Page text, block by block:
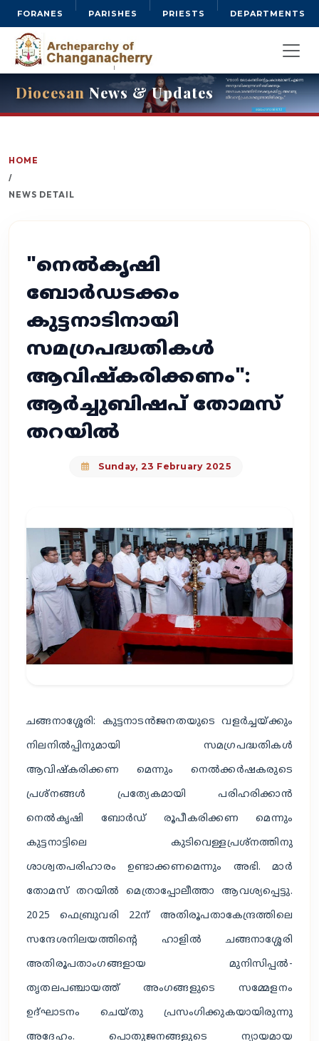
FORANES PARISHES PRIESTS DEPARTMENTS
Diocesan News & Updates
HOME
/
NEWS DETAIL
"നെൽകൃഷി
ബോർഡടക്കം
കുട്ടനാടിനായി
സമഗ്രപദ്ധതികൾ
ആവിഷ്കരിക്കണം":
ആർച്ചുബിഷപ് തോമസ്
തറയിൽ
Sunday, 23 February 2025
ചങ്ങനാശ്ശേരി: കുട്ടനാടൻജനതയുടെ വളർച്ചയ്ക്കും
നിലനിൽപ്പിനുമായി സമഗ്രപദ്ധതികൾ
ആവിഷ്കരിക്കണ മെന്നും നെൽക്കർഷകരുടെ
പ്രശ്നങ്ങൾ പ്രത്യേകമായി പരിഹരിക്കാൻ
നെൽകൃഷി ബോർഡ് രൂപീകരിക്കണ മെന്നും
കുട്ടനാട്ടിലെ കുടിവെള്ളപ്രശ്നത്തിനു
ശാശ്വതപരിഹാരം ഉണ്ടാക്കണമെന്നും അഭി. മാർ
തോമസ് തറയിൽ മെത്രാപ്പോലീത്താ ആവശ്യപ്പെട്ടു.
2025 ഫെബ്രുവരി 22ന് അതിരൂപതാകേന്ദ്രത്തിലെ
സന്ദേശനിലയത്തിൻ്റെ ഹാളിൽ ചങ്ങനാശ്ശേരി
അതിരൂപതാംഗങ്ങളായ മുനിസിപ്പൽ-
തൃതലപഞ്ചായത്ത് അംഗങ്ങളുടെ സമ്മേളനം
ഉദ്ഘാടനം ചെയ്തു പ്രസംഗിക്കുകയായിരുന്നു
അദേഹം. പൊതുജനങ്ങളുടെ ന്യായമായ